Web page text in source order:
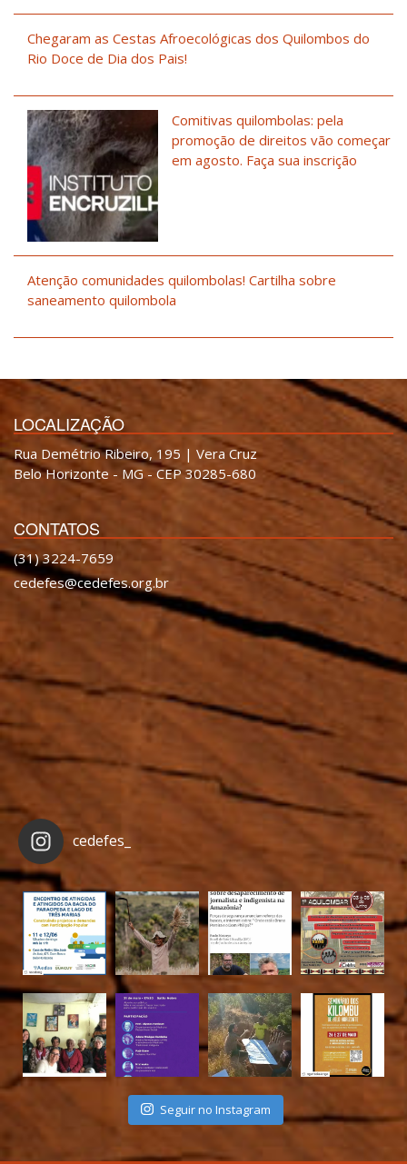
Chegaram as Cestas Afroecológicas dos Quilombos do
Rio Doce de Dia dos Pais!
Comitivas quilombolas: pela
promoção de direitos vão começar
em agosto. Faça sua inscrição
Atenção comunidades quilombolas! Cartilha sobre
saneamento quilombola
LOCALIZAÇÃO
Rua Demétrio Ribeiro, 195 | Vera Cruz
Belo Horizonte - MG - CEP 30285-680
CONTATOS
(31) 3224-7659
cedefes@cedefes.org.br
cedefes_
Seguir no Instagram